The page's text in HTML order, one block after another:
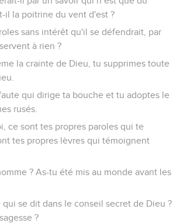
il la poitrine du vent d'est ?
sans intérêt qu'il se défendrait, par
à rien ?
la crainte de Dieu, tu supprimes toute
qui dirige ta bouche et tu adoptes le
rusés.
ce sont tes propres paroles qui te
tes propres lèvres qui témoignent
? As-tu été mis au monde avant les
se dit dans le conseil secret de Dieu ?
?